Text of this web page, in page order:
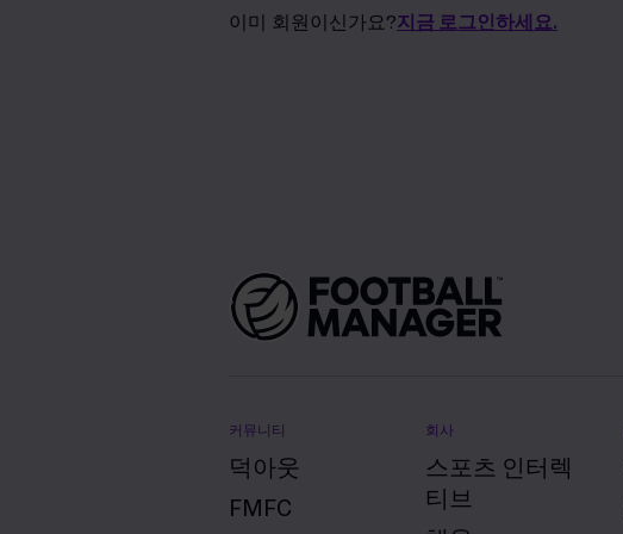
이미 회원이신가요?지금 로그인하세요.
커뮤니티
덕아웃
FMFC
회사
스포츠 인터렉
티브